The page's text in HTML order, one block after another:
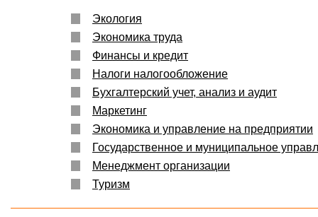
Экология
Экономика труда
Финансы и кредит
Налоги налогообложение
Бухгалтерский учет, анализ и аудит
Маркетинг
Экономика и управление на предприятии
Государственное и муниципальное
Менеджмент организации
Туризм